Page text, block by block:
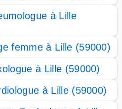
à Lille
femme à Lille (59000)
à Lille (59000)
à Lille (59000)